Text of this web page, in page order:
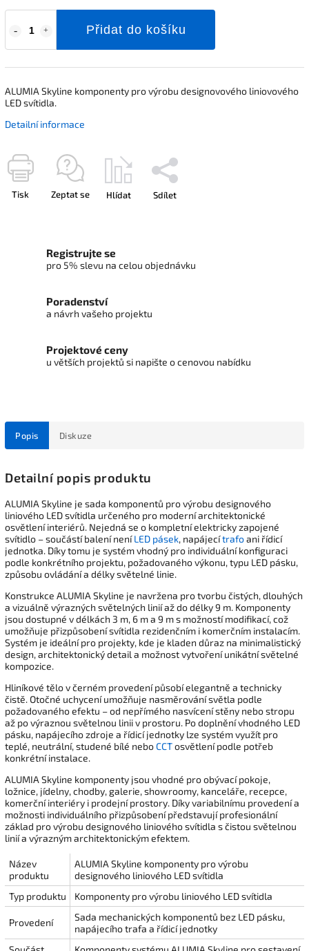
Přidat do košíku
ALUMIA Skyline komponenty pro výrobu designovového liniovového
LED svítidla.
Detailní informace
Tisk Zeptat se Hlídat Sdílet
Registrujte se
pro 5% slevu na celou objednávku
Poradenství
a návrh vašeho projektu
Projektové ceny
u větších projektů si napište o cenovou nabídku
Popis Diskuze
Detailní popis produktu
ALUMIA Skyline je sada komponentů pro výrobu designového
liniového LED svítidla určeného pro moderní architektonické
osvětlení interiérů. Nejedná se o kompletní elektricky zapojené
svítidlo – součástí balení neníLED pásek, napájecítrafoani řídicí
jednotka. Díky tomu je systém vhodný pro individuální konfiguraci
podle konkrétního projektu, požadovaného výkonu, typu LED pásku,
způsobu ovládání a délky světelné linie.
Konstrukce ALUMIA Skyline je navržena pro tvorbu čistých, dlouhých
a vizuálně výrazných světelných linií až do délky 9 m. Komponenty
jsou dostupné v délkách 3 m, 6 m a 9 m s možností modifikací, což
umožňuje přizpůsobení svítidla rezidenčním i komerčním instalacím.
Systém je ideální pro projekty, kde je kladen důraz na minimalistický
design, architektonický detail a možnost vytvoření unikátní světelné
kompozice.
Hliníkové tělo v černém provedení působí elegantně a technicky
čistě. Otočné uchycení umožňuje nasměrování světla podle
požadovaného efektu – od nepřímého nasvícení stěny nebo stropu
až po výraznou světelnou linii v prostoru. Po doplnění vhodného LED
pásku, napájecího zdroje a řídicí jednotky lze systém využít pro
teplé, neutrální, studené bílé neboCCTosvětlení podle potřeb
konkrétní instalace.
ALUMIA Skyline komponenty jsou vhodné pro obývací pokoje,
ložnice, jídelny, chodby, galerie, showroomy, kanceláře, recepce,
komerční interiéry i prodejní prostory. Díky variabilnímu provedení a
možnosti individuálního přizpůsobení představují profesionální
základ pro výrobu designového liniového svítidla s čistou světelnou
linií a výrazným architektonickým efektem.
Název
produktu
ALUMIA Skyline komponenty pro výrobu
designového liniového LED svítidla
Typ produktu
Komponenty pro výrobu liniového LED svítidla
Provedení
Sada mechanických komponentů bez LED pásku,
napájecího trafa a řídicí jednotky